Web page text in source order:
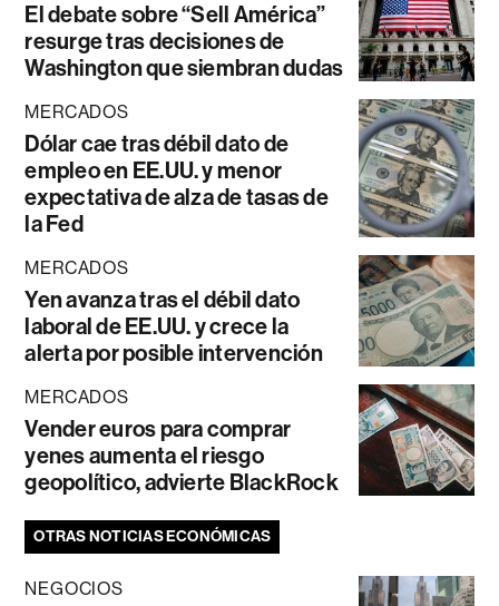
El debate sobre “Sell América”
resurge tras decisiones de
Washington que siembran dudas
MERCADOS
Dólar cae tras débil dato de
empleo en EE.UU. y menor
expectativa de alza de tasas de
la Fed
MERCADOS
Yen avanza tras el débil dato
laboral de EE.UU. y crece la
alerta por posible intervención
MERCADOS
Vender euros para comprar
yenes aumenta el riesgo
geopolítico, advierte BlackRock
OTRAS NOTICIAS ECONÓMICAS
NEGOCIOS